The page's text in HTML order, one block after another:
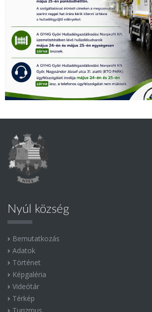
Nyúl község
Bemutatkozás
Adatok
Történet
Képgaléria
Videótár
Térkép